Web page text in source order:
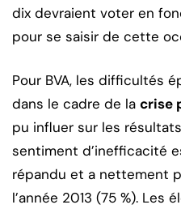
dix devraient voter en
pour se saisir de cette
Pour BVA, les difficultés
dans le cadre de la crise
pu influer sur les
sentiment d’inefficacité
répandu et a nettement
l’année 2013 (75 %). Les